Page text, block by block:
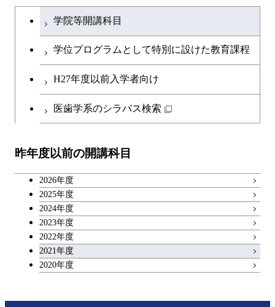
学士課程を切り替える
学院等開講科目
学位プログラムとして特別に設けた教育課程
H27年度以前入学者向け
医歯学系のシラバス検索
昨年度以前の開講科目
2026年度
2025年度
2024年度
2023年度
2022年度
2021年度
2020年度